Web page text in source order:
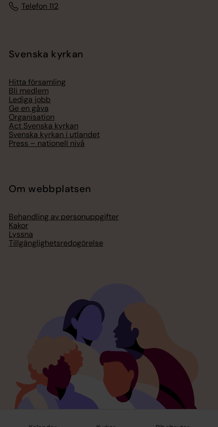
Telefon 112
Svenska kyrkan
Hitta församling
Bli medlem
Lediga jobb
Ge en gåva
Organisation
Act Svenska kyrkan
Svenska kyrkan i utlandet
Press – nationell nivå
Om webbplatsen
Behandling av personuppgifter
Kakor
Lyssna
Tillgänglighetsredogörelse